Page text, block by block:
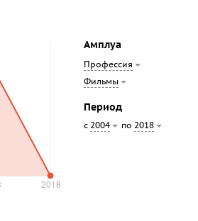
Амплуа
Профессия
Фильмы
Период
с 2004 по 2018